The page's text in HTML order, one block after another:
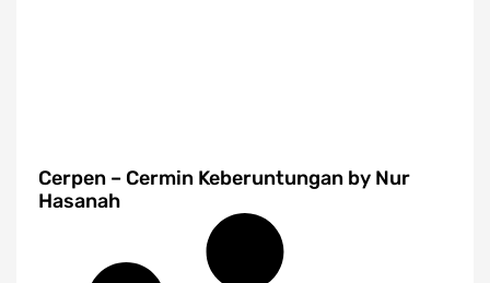
Cerpen – Cermin Keberuntungan by Nur
Hasanah